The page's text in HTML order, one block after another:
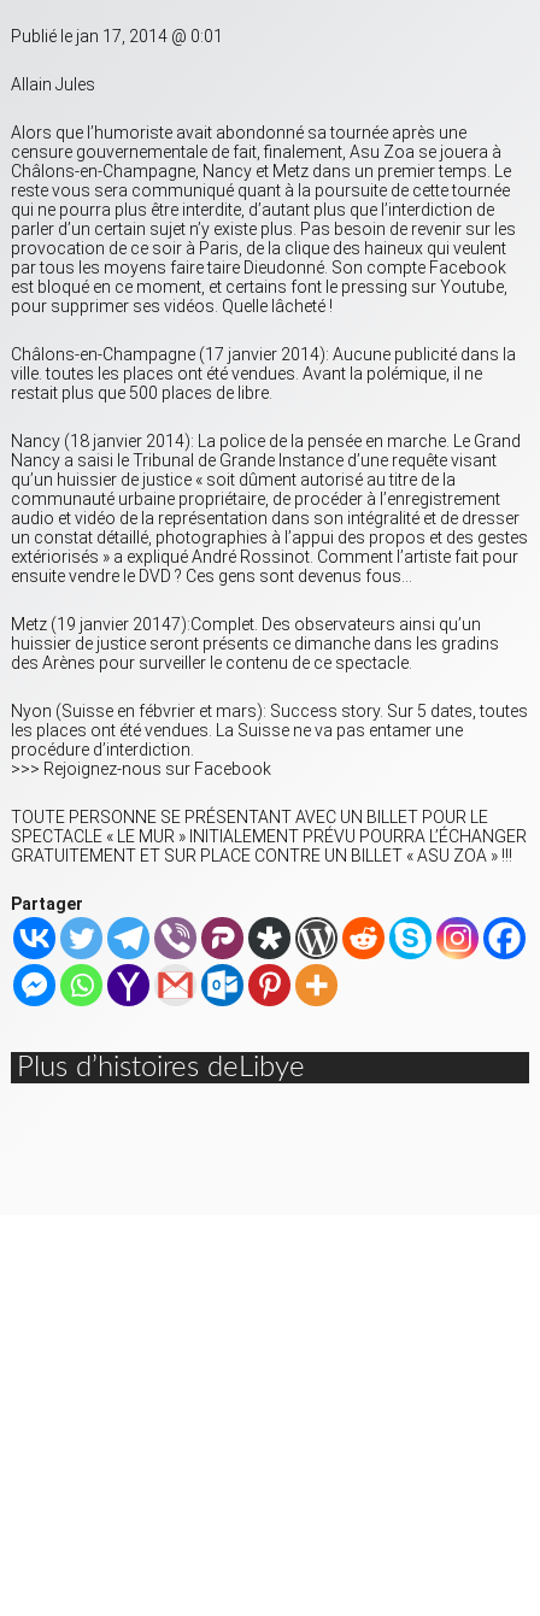
Publié le jan 17, 2014 @ 0:01
Allain Jules
Alors que l’humoriste avait abondonné sa tournée après une
censure gouvernementale de fait, finalement, Asu Zoa se jouera à
Châlons-en-Champagne, Nancy et Metz dans un premier temps. Le
reste vous sera communiqué quant à la poursuite de cette tournée
qui ne pourra plus être interdite, d’autant plus que l’interdiction de
parler d’un certain sujet n’y existe plus. Pas besoin de revenir sur les
provocation de ce soir à Paris, de la clique des haineux qui veulent
par tous les moyens faire taire Dieudonné. Son compte Facebook
est bloqué en ce moment, et certains font le pressing sur Youtube,
pour supprimer ses vidéos. Quelle lâcheté !
Châlons-en-Champagne (17 janvier 2014): Aucune publicité dans la
ville. toutes les places ont été vendues. Avant la polémique, il ne
restait plus que 500 places de libre.
Nancy (18 janvier 2014): La police de la pensée en marche. Le Grand
Nancy a saisi le Tribunal de Grande Instance d’une requête visant
qu’un huissier de justice « soit dûment autorisé au titre de la
communauté urbaine propriétaire, de procéder à l’enregistrement
audio et vidéo de la représentation dans son intégralité et de dresser
un constat détaillé, photographies à l’appui des propos et des gestes
extériorisés » a expliqué André Rossinot. Comment l’artiste fait pour
ensuite vendre le DVD ? Ces gens sont devenus fous…
Metz (19 janvier 20147):Complet. Des observateurs ainsi qu’un
huissier de justice seront présents ce dimanche dans les gradins
des Arènes pour surveiller le contenu de ce spectacle.
Nyon (Suisse en fébvrier et mars): Success story. Sur 5 dates, toutes
les places ont été vendues. La Suisse ne va pas entamer une
procédure d’interdiction.
>>> Rejoignez-nous sur Facebook
TOUTE PERSONNE SE PRÉSENTANT AVEC UN BILLET POUR LE
SPECTACLE « LE MUR » INITIALEMENT PRÉVU POURRA L’ÉCHANGER
GRATUITEMENT ET SUR PLACE CONTRE UN BILLET « ASU ZOA » !!!
Partager
Plus d’histoires deLibye